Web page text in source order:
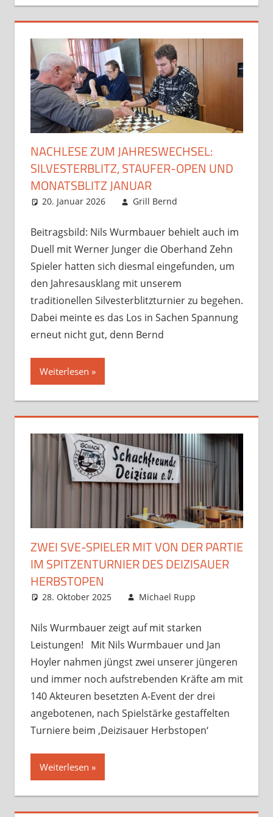
NACHLESE ZUM JAHRESWECHSEL:
SILVESTERBLITZ, STAUFER-OPEN UND
MONATSBLITZ JANUAR
20. Januar 2026 Grill Bernd
Opens und
Turniere,
Startseite
Beitragsbild: Nils Wurmbauer behielt auch im
Duell mit Werner Junger die Oberhand Zehn
Spieler hatten sich diesmal eingefunden, um
den Jahresausklang mit unserem
traditionellen Silvesterblitzturnier zu begehen.
Dabei meinte es das Los in Sachen Spannung
erneut nicht gut, denn Bernd
Weiterlesen
ZWEI SVE-SPIELER MIT VON DER PARTIE
IM SPITZENTURNIER DES DEIZISAUER
HERBSTOPEN
28. Oktober 2025 Michael Rupp
Startseite
Nils Wurmbauer zeigt auf mit starken
Leistungen! Mit Nils Wurmbauer und Jan
Hoyler nahmen jüngst zwei unserer jüngeren
und immer noch aufstrebenden Kräfte am mit
140 Akteuren besetzten A-Event der drei
angebotenen, nach Spielstärke gestaffelten
Turniere beim ‚Deizisauer Herbstopen‘
Weiterlesen